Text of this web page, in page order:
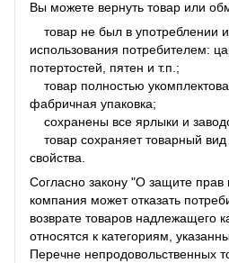
Вы можете вернуть товар или
товар не был в употреблении
использования потребителем:
потертостей, пятен и т.п.;
товар полностью
фабричная упаковка;
сохранены все ярлыки и
товар сохраняет товарный вид
свойства.
Согласно закону "О защите прав
компания может отказать
возврате товаров надлежащего
относятся к категориям,
Перечне непродовольственных